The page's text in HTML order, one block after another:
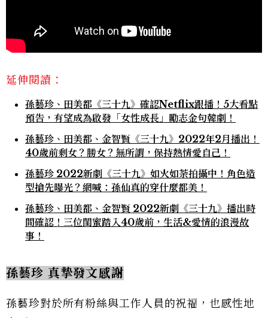
延伸閱讀：
孫藝珍、田美都《三十九》確認Netflix跟播！5大看點
預告，有望成為啟發「女性成長」勵志金句韓劇！
孫藝珍、田美都、金智賢《三十九》2022年2月播出！
40歲前剩女？勝女？無所謂，保持熱情愛自己！
孫藝珍 2022新劇《三十九》如火如荼拍攝中！角色造
型搶先曝光？網喊：孫仙真的穿什麼都美！
孫藝珍、田美都、金智賢 2022新劇《三十九》播出時
間確認！三位閨蜜踏入40歲前，生活&愛情的浪漫故
事！
孫藝珍 真摯發文感謝
孫藝珍對於所有粉絲與工作人員的祝福，也感性地